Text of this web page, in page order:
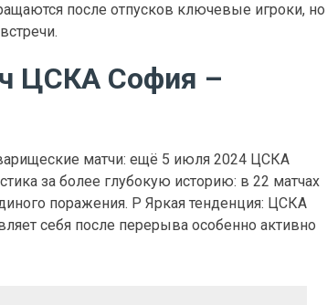
после отпусков ключевые игроки, но
ЦСКА София –
матчи: ещё 5 июля 2024 ЦСКА
за более глубокую историю: в 22 матчах
поражения. P Яркая тенденция: ЦСКА
себя после перерыва особенно активно